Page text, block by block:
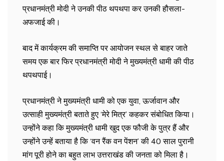
प्रधानमंत्री मोदी ने उनकी पीठ थपथपा कर उनकी हौसला-
अफजाई की।
बाद में कार्यक्रम की समाप्ति पर आयोजन स्थल से बाहर जाते
समय एक बार फिर प्रधानमंत्री मोदी ने मुख्यमंत्री धामी की पीठ
थपथपाई।
प्रधानमंत्री ने मुख्यमंत्री धामी को एक युवा, ऊर्जावान और
उत्साही मुख्यमंत्री बताते हुए ‘मेरे मित्र’ कहकर संबोधित किया।
उन्होंने कहा कि मुख्यमंत्री धामी खुद एक फौजी के पुत्र हैं और
उन्होंने उन्हें बताया है कि ‘वन रैंक वन पेंशन’ की 40 साल पुरानी
मांग पूरी होने का बहुत लाभ उत्तराखंड की जनता को मिला है।